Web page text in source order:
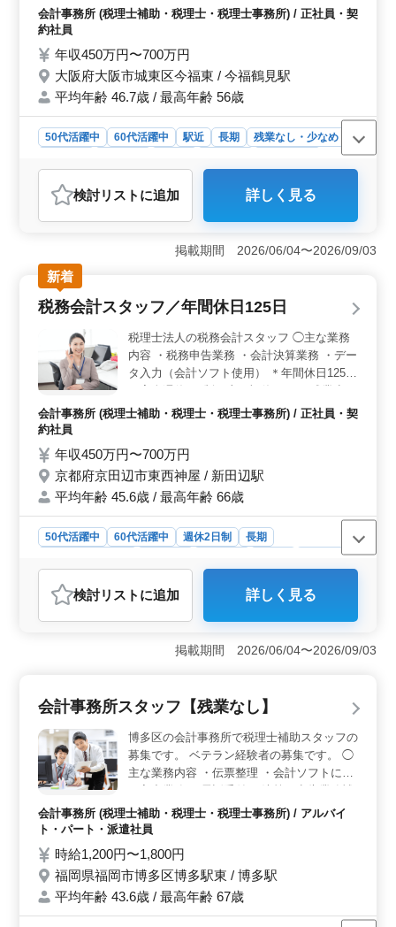
務所をサポートしてくださるスタッフさんを
会計事務所 (税理士補助・税理士・税理士事務所) / 正社員・契
約社員
年収450万円〜700万円
大阪府大阪市城東区今福東 / 今福鶴見駅
平均年齢 46.7歳 / 最高年齢 56歳
50代活躍中 60代活躍中 駅近 長期
残業なし・少なめ
おすすめポイント
＜残業少なめ・年間休日120日＞ 残業は少なめで年間休
日は120日確保しています。オンとオフのメリハリをつけ
ース、継続して勤務しやすい条件です。 ＜経験を活
かせる税理士補助業務＞ 会計入力（月次処理）、給与
計算、各種資料作成などを担当します。会計事務所での
勤務経験がある方が対象です。これまでの会計・税務経
徒歩圏内で通勤しやすい＞ 今福鶴見駅から徒歩圏内の
立地です。交通費支給もあり、通勤面の負担を抑えなが
ら勤務できます。
検討リスト に追加 詳しく見る
掲載期間 2026/06/04〜2026/09/03
新着
税務会計スタッフ／年間休日125日
税理士法人の税務会計スタッフ ◯主な業務
内容 ・税務申告業務 ・会計決算業務 ・デー
タ入力（会計ソフト使用） ＊年間休日125日
＊完全週休2日制（土日祝休み） ＊残業少な
め ＊交通費支給 ＊賞与あり 会計事務所での
ける職場です！
会計事務所 (税理士補助・税理士・税理士事務所) / 正社員・契
約社員
年収450万円〜700万円
京都府京田辺市東西神屋 / 新田辺駅
平均年齢 45.6歳 / 最高年齢 66歳
50代活躍中 60代活躍中 週休2日制
長期
契約社員
おすすめポイント
＜年間休日125日・完全週休2日制＞ 完全週休2日制（土
日祝休み）で、年間休日は125日あります。休日日数が充
分にあり、定期的に休みを取りながら働けるため、無理
務、会計決算業務、会計ソフトを使用したデータ入力な
どを担当します。会計事務所での勤務経験がある方が対
象です。これまでの会計・税務経験を活かし、即戦力と
して活躍できます。 ＜安心して勤務できる待遇＞
賞与あり、交通費支給、各種保険完備と福利厚生も整っ
ており、安心して働ける待遇が整っています。
検討リスト に追加 詳しく見る
掲載期間 2026/06/04〜2026/09/03
会計事務所スタッフ【残業なし】
博多区の会計事務所で税理士補助スタッフの
募集です。 ベテラン経験者の募集です。 ◯
主な業務内容 ・伝票整理 ・会計ソフトによ
助 ＊会計ソフトはMJS、freee、弥生会計を
使用します。 長く働ける方大歓迎！！ 現在
会計事務所 (税理士補助・税理士・税理士事務所) / アルバイ
ト・パート・派遣社員
時給1,200円〜1,800円
福岡県福岡市博多区博多駅東 / 博多駅
平均年齢 43.6歳 / 最高年齢 67歳